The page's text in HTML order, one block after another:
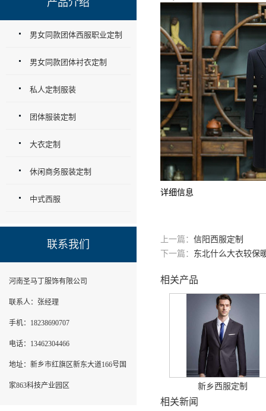
详细信息
上一篇： 信阳西服定制
下一篇： 东北什么大衣较保
相关产品
新乡西服定制
相关新闻
产品介绍
男女同款团体西服职业定制
男女同款团体衬衣定制
私人定制服装
团体服装定制
大衣定制
休闲商务服装定制
中式西服
联系我们
河南圣马丁服饰有限公司
联系人：张经理
手机：18238690707
电话：13462304466
地址：新乡市红旗区新东大道166号国
家863科技产业园区